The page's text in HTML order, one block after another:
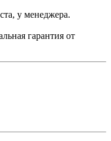
у менеджера.
гарантия от